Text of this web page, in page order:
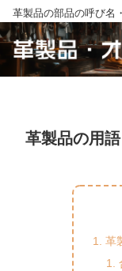
革製品の部品の呼び名
革製品の用
革